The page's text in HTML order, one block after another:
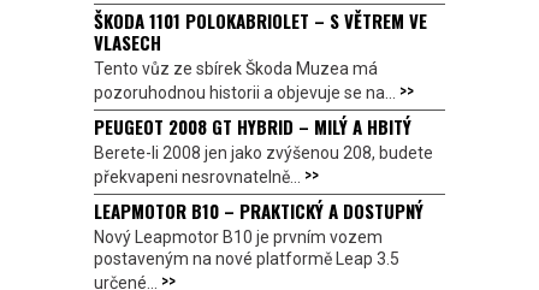
ŠKODA 1101 POLOKABRIOLET – S VĚTREM VE
VLASECH
Tento vůz ze sbírek Škoda Muzea má
pozoruhodnou historii a objevuje se na... >>
PEUGEOT 2008 GT HYBRID – MILÝ A HBITÝ
Berete-li 2008 jen jako zvýšenou 208, budete
překvapeni nesrovnatelně... >>
LEAPMOTOR B10 – PRAKTICKÝ A DOSTUPNÝ
Nový Leapmotor B10 je prvním vozem
postaveným na nové platformě Leap 3.5
určené... >>